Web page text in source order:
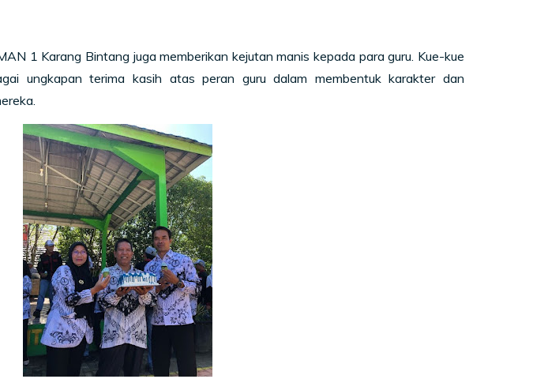
1 Karang Bintang juga memberikan kejutan manis kepada para guru. Kue-kue
ungkapan terima kasih atas peran guru dalam membentuk karakter dan